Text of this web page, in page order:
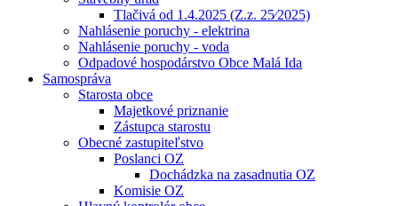
Tlačivá od 1.4.2025 (Z.z. 25⁄2025)
Nahlásenie poruchy - elektrina
Nahlásenie poruchy - voda
Odpadové hospodárstvo Obce Malá Ida
Samospráva
Starosta obce
Majetkové priznanie
Zástupca starostu
Obecné zastupiteľstvo
Poslanci OZ
Dochádzka na zasadnutia OZ
Komisie OZ